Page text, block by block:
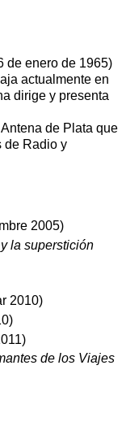
de enero de 1965)
actualmente en
dirige y presenta
de Plata que
de Radio y
2005)
la superstición
2010)
de los Viajes